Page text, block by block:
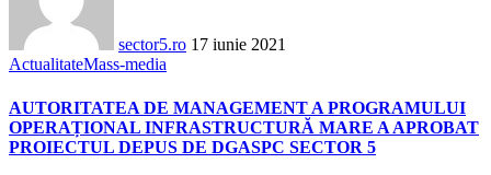
sector5.ro 17 iunie 2021
ActualitateMass-media
AUTORITATEA DE MANAGEMENT A PROGRAMULUI
OPERAȚIONAL INFRASTRUCTURĂ MARE A APROBAT
PROIECTUL DEPUS DE DGASPC SECTOR 5